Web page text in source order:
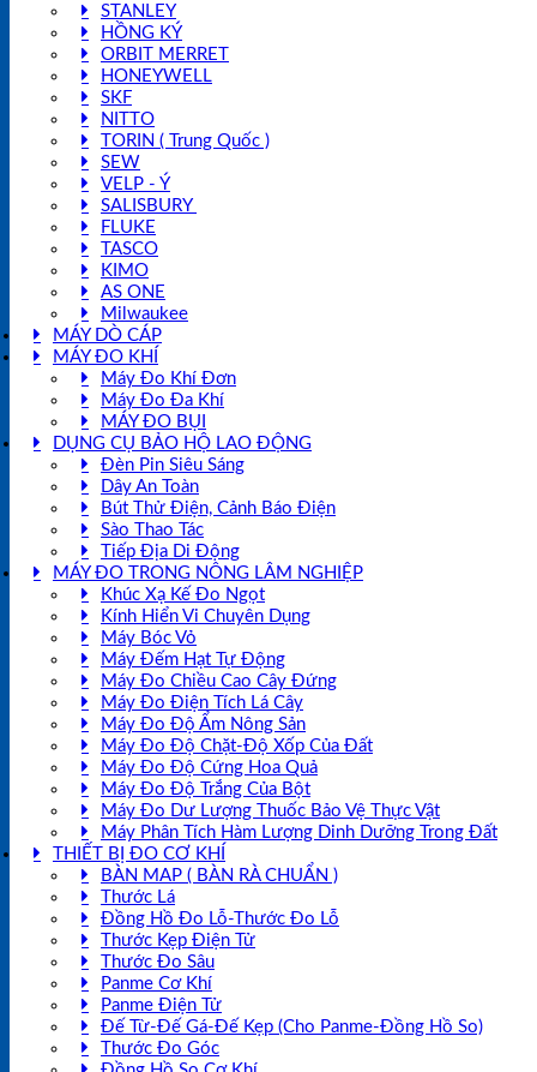
STANLEY
HỒNG KÝ
ORBIT MERRET
HONEYWELL
SKF
NITTO
TORIN ( Trung Quốc )
SEW
VELP - Ý
SALISBURY
FLUKE
TASCO
KIMO
AS ONE
Milwaukee
MÁY DÒ CÁP
MÁY ĐO KHÍ
Máy Đo Khí Đơn
Máy Đo Đa Khí
MÁY ĐO BỤI
DỤNG CỤ BẢO HỘ LAO ĐỘNG
Đèn Pin Siêu Sáng
Dây An Toàn
Bút Thử Điện, Cảnh Báo Điện
Sào Thao Tác
Tiếp Địa Di Động
MÁY ĐO TRONG NÔNG LÂM NGHIỆP
Khúc Xạ Kế Đo Ngọt
Kính Hiển Vi Chuyên Dụng
Máy Bóc Vỏ
Máy Đếm Hạt Tự Động
Máy Đo Chiều Cao Cây Đứng
Máy Đo Điện Tích Lá Cây
Máy Đo Độ Ẩm Nông Sản
Máy Đo Độ Chặt-Độ Xốp Của Đất
Máy Đo Độ Cứng Hoa Quả
Máy Đo Độ Trắng Của Bột
Máy Đo Dư Lượng Thuốc Bảo Vệ Thực Vật
Máy Phân Tích Hàm Lượng Dinh Dưỡng Trong Đất
THIẾT BỊ ĐO CƠ KHÍ
BÀN MAP ( BÀN RÀ CHUẨN )
Thước Lá
Đồng Hồ Đo Lỗ-Thước Đo Lỗ
Thước Kẹp Điện Tử
Thước Đo Sâu
Panme Cơ Khí
Panme Điện Tử
Đế Từ-Đế Gá-Đế Kẹp (Cho Panme-Đồng Hồ So)
Thước Đo Góc